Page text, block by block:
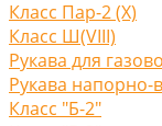
Класс Пар-2 (X)
Класс Ш(VIII)
Рукава для
Рукава
Класс "Б-2"